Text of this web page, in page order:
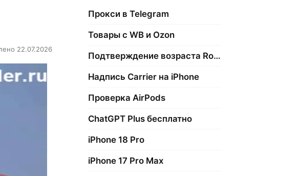
22.07.2026
Прокси в Telegram
Товары с WB и Ozon
Подтверждение возраста Roblox
Надпись Carrier на iPhone
Проверка AirPods
ChatGPT Plus бесплатно
iPhone 18 Pro
iPhone 17 Pro Max